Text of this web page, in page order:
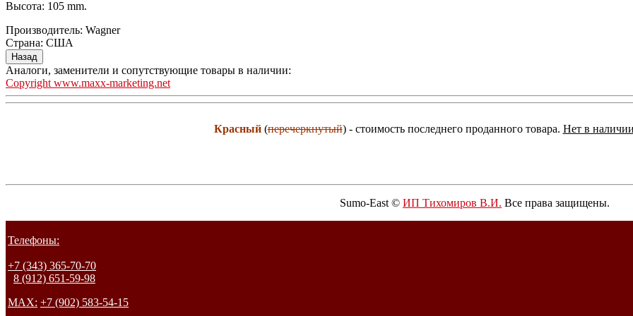
Высота: 105 mm.
Производитель: Wagner
Страна: США
Аналоги, заменители и сопутствующие товары в наличии:
Copyright www.maxx-marketing.net
Красный(перечеркнутый) - стоимость последнего проданного товара. Нет в
Sumo-East © ИП Тихомиров В.И. Все права защищены.
Телефоны:
+7 (343) 365-70-70
8 (912) 651-59-98
MAX: +7 (902) 583-54-15